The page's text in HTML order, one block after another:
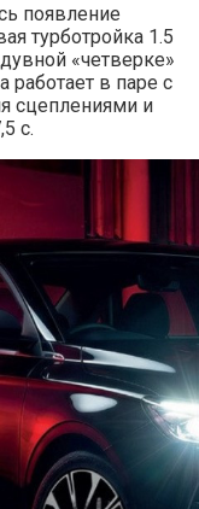
появление
турботройка 1.5
«четверке»
работает в паре с
сцеплениями и
с.